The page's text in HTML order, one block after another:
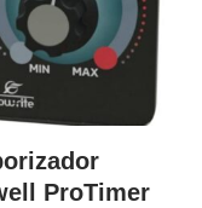
ProTimer